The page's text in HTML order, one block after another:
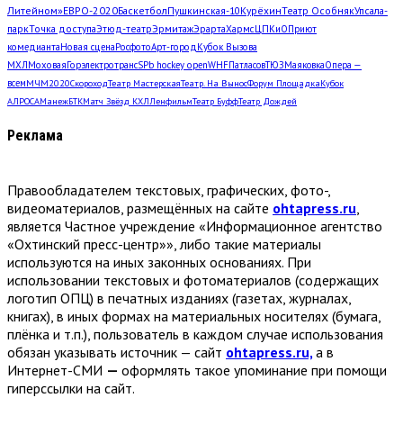
Литейном»ЕВРО-2020БаскетболПушкинская-10КурёхинТеатр ОсобнякУпсала-
паркТочка доступаЭтюд-театрЭрмитажЭрартаХармсЦПКиОПриют
комедиантаНовая сценаРосфотоАрт-город Кубок Вызова
МХЛМоховаяГорэлектротрансSPb hockey openWHFПатласовТЮЗМаяковкаОпера —
всемМЧМ2020СкороходТеатр МастерскаяТеатр. На ВыносФорум ПлощадкаКубок
АЛРОСАМанежБТКМатч Звёзд КХЛЛенфильмТеатр БуффТеатр Дождей
Реклама
Правообладателем текстовых, графических, фото-,
видеоматериалов, размещённых на сайте ohtapress.ru,
является Частное учреждение «Информационное агентство
«Охтинский пресс-центр»», либо такие материалы
используются на иных законных основаниях. При
использовании текстовых и фотоматериалов (содержащих
логотип ОПЦ) в печатных изданиях (газетах, журналах,
книгах), в иных формах на материальных носителях (бумага,
плёнка и т.п.), пользователь в каждом случае использования
обязан указывать источник — сайт ohtapress.ru, а в
Интернет-СМИ — оформлять такое упоминание при помощи
гиперссылки на сайт.